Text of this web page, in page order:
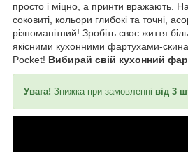
просто і міцно, а принти вражають.
соковиті, кольори глибокі та точні,
різноманітний! Зробіть своє життя
якісними кухонними фартухами-
Pocket! Вибирай свій кухонний
Увага! Знижка при замовленні від 3